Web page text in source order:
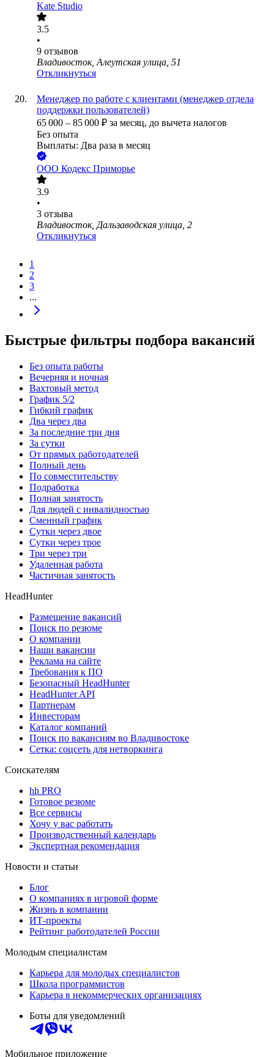
Kate Studio
3.5
•
9 отзывов
Владивосток, Алеутская улица, 51
Откликнуться
Менеджер по работе с клиентами (менеджер отдела
поддержки пользователей)
65 000 – 85 000 ₽ за месяц, до вычета налогов
Без опыта
Выплаты: Два раза в месяц
ООО Кодекс Приморье
3.9
•
3 отзыва
Владивосток, Дальзаводская улица, 2
Откликнуться
1
2
3
...
Быстрые фильтры подбора вакансий
Без опыта работы
Вечерняя и ночная
Вахтовый метод
График 5/2
Гибкий график
Два через два
За последние три дня
За сутки
От прямых работодателей
Полный день
По совместительству
Подработка
Полная занятость
Для людей с инвалидностью
Сменный график
Сутки через двое
Сутки через трое
Три через три
Удаленная работа
Частичная занятость
HeadHunter
Размещение вакансий
Поиск по резюме
О компании
Наши вакансии
Реклама на сайте
Требования к ПО
Безопасный HeadHunter
HeadHunter API
Партнерам
Инвесторам
Каталог компаний
Поиск по вакансиям во Владивостоке
Сетка: соцсеть для нетворкинга
Соискателям
hh PRO
Готовое резюме
Все сервисы
Хочу у вас работать
Производственный календарь
Экспертная рекомендация
Новости и статьи
Блог
О компаниях в игровой форме
Жизнь в компании
ИТ-проекты
Рейтинг работодателей России
Молодым специалистам
Карьера для молодых специалистов
Школа программистов
Карьера в некоммерческих организациях
Боты для уведомлений
Мобильное приложение